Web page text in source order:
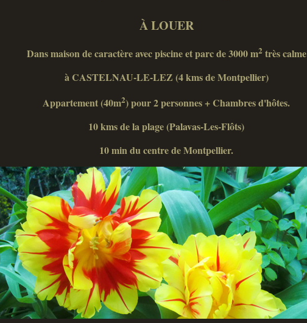
À LOUER
Dans maison de caractère avec piscine et parc de 3000 m2très calme
à CASTELNAU-LE-LEZ (4 kms de Montpellier)
Appartement (40m2) pour 2 personnes + Chambres d'hôtes.
10 kms de la plage (Palavas-Les-Flôts)
10 min du centre de Montpellier.